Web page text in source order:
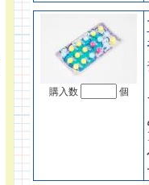
購入数 個